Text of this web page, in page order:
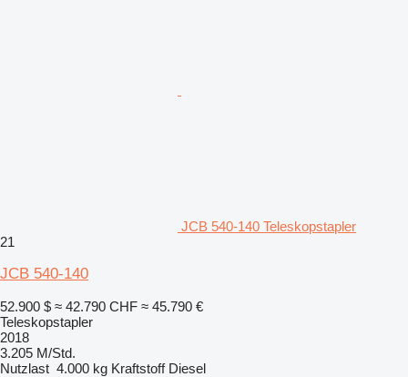
JCB 540-140 Teleskopstapler
21
JCB 540-140
52.900 $ ≈ 42.790 CHF ≈ 45.790 €
Teleskopstapler
2018
3.205 M/Std.
Nutzlast 4.000 kg Kraftstoff Diesel